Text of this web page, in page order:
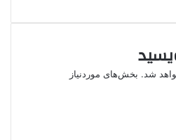
شد. بخش‌های موردنیاز